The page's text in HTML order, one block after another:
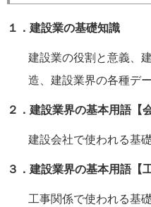
１．建設業の基礎知識
建設業の役割と意義、
造、建設業界の各種デ
２．建設業界の基本用語【
建設会社で使われる基
３．建設業界の基本用語【
工事関係で使われる基